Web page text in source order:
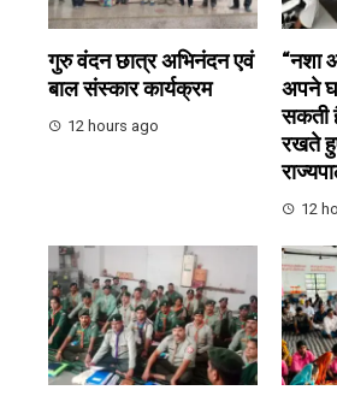
गुरु वंदन छात्र अभिनंदन एवं
बाल संस्कार कार्यक्रम
12 hours ago
“नशा
अपने
सकती
रखते
12